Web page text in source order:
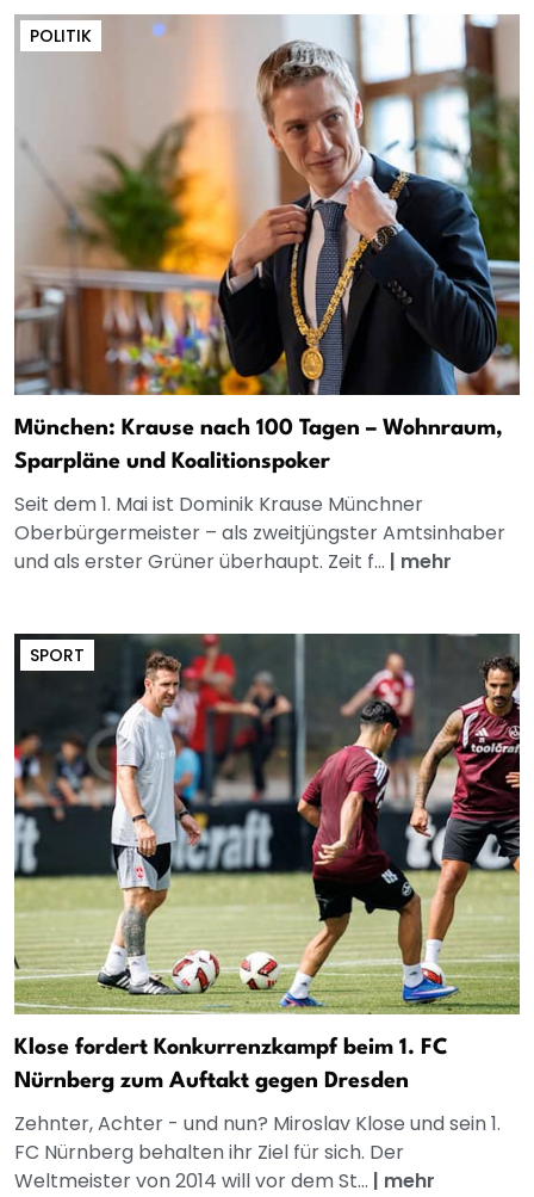
POLITIK
München: Krause nach 100 Tagen – Wohnraum,
Sparpläne und Koalitionspoker
Seit dem 1. Mai ist Dominik Krause Münchner
Oberbürgermeister – als zweitjüngster Amtsinhaber
und als erster Grüner überhaupt. Zeit f... | mehr
SPORT
Klose fordert Konkurrenzkampf beim 1. FC
Nürnberg zum Auftakt gegen Dresden
Zehnter, Achter - und nun? Miroslav Klose und sein 1.
FC Nürnberg behalten ihr Ziel für sich. Der
Weltmeister von 2014 will vor dem St... | mehr